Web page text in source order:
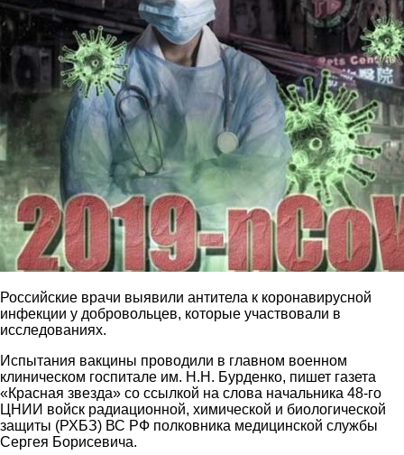
Российские врачи выявили антитела к коронавирусной
инфекции у добровольцев, которые участвовали в
исследованиях.
Испытания вакцины проводили в главном военном
клиническом госпитале им. Н.Н. Бурденко, пишет газета
«Красная звезда» со ссылкой на слова начальника 48-го
ЦНИИ войск радиационной, химической и биологической
защиты (РХБЗ) ВС РФ полковника медицинской службы
Сергея Борисевича.